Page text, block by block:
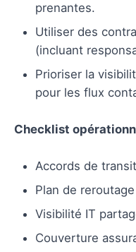
prenantes.
Utiliser des
(incluant
Prioriser la
pour les flux
Checklist
Accords de
Plan de
Visibilité IT
Couverture